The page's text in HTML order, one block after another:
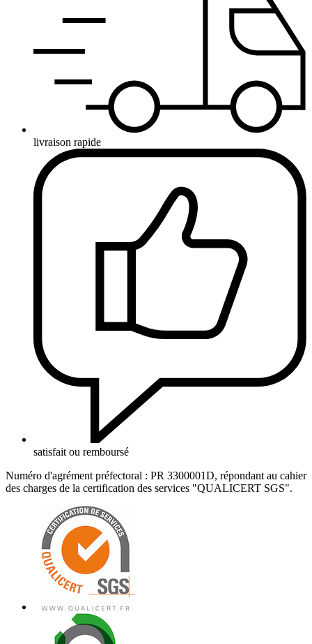
livraison rapide
satisfait ou remboursé
Numéro d'agrément préfectoral : PR 3300001D, répondant au cahier
des charges de la certification des services "QUALICERT SGS".